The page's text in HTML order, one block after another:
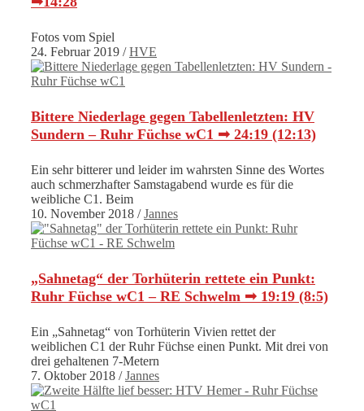
Fotos vom Spiel
24. Februar 2019 /HVE
Bittere Niederlage gegen Tabellenletzten: HV
Sundern – Ruhr Füchse wC1 ➟ 24:19 (12:13)
Ein sehr bitterer und leider im wahrsten Sinne des Wortes
auch schmerzhafter Samstagabend wurde es für die
weibliche C1. Beim
10. November 2018 /Jannes
„Sahnetag“ der Torhüterin rettete ein Punkt:
Ruhr Füchse wC1 – RE Schwelm ➟ 19:19 (8:5)
Ein „Sahnetag“ von Torhüterin Vivien rettet der
weiblichen C1 der Ruhr Füchse einen Punkt. Mit drei von
drei gehaltenen 7-Metern
7. Oktober 2018 /Jannes